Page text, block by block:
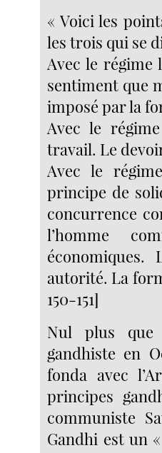
« Voici les
les trois qui se
Avec le
sentiment que
imposé par la
Avec le
travail. Le
Avec le
principe de
concurrence
l’homme
autorité. La
150-151]
Nul plus que
gandhiste en
fonda avec
principes
communiste
Gandhi est un